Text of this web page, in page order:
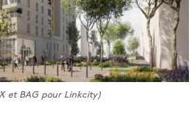
et BAG pour Linkcity)